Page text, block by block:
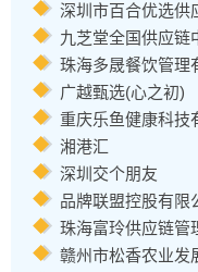
深圳市百合优选供
九芝堂全国供应链
珠海多晟餐饮管理
广越甄选(心之初)
重庆乐鱼健康科技
湘港汇
深圳交个朋友
品牌联盟控股有限
珠海富玲供应链管
赣州市松香农业发